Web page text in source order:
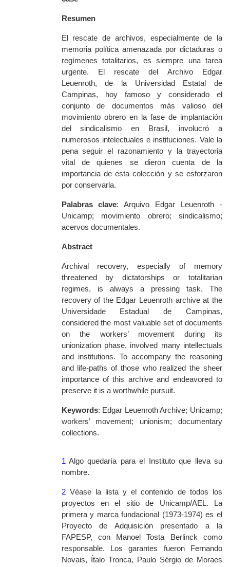
Resumen
El rescate de archivos, especialmente de la
memoria política amenazada por dictaduras o
regímenes totalitarios, es siempre una tarea
urgente. El rescate del Archivo Edgar
Leuenroth, de la Universidad Estatal de
Campinas, hoy famoso y considerado el
conjunto de documentos más valioso del
movimiento obrero en la fase de implantación
del sindicalismo en Brasil, involucró a
numerosos intelectuales e instituciones. Vale la
pena seguir el razonamiento y la trayectoria
vital de quienes se dieron cuenta de la
importancia de esta colección y se esforzaron
por conservarla.
Palabras clave: Arquivo Edgar Leuenroth -
Unicamp; movimiento obrero; sindicalismo;
acervos documentales.
Abstract
Archival recovery, especially of memory
threatened by dictatorships or totalitarian
regimes, is always a pressing task. The
recovery of the Edgar Leuenroth archive at the
Universidade Estadual de Campinas,
considered the most valuable set of documents
on the workers’ movement during its
unionization phase, involved many intellectuals
and institutions. To accompany the reasoning
and life-paths of those who realized the sheer
importance of this archive and endeavored to
preserve it is a worthwhile pursuit.
Keywords: Edgar Leuenroth Archive; Unicamp;
workers’ movement; unionism; documentary
collections.
1 Algo quedaría para el Instituto que lleva su
nombre.
2Véase la lista y el contenido de todos los
proyectos en el sitio de Unicamp/AEL. La
primera y marca fundacional (1973-1974) es el
Proyecto de Adquisición presentado a la
FAPESP, con Manoel Tosta Berlinck como
responsable. Los garantes fueron Fernando
Novais, Ítalo Tronca, Paulo Sérgio de Moraes